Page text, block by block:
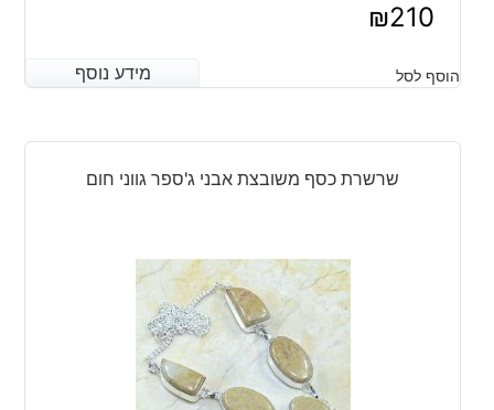
₪210
מידע נוסף הוסף לסל מידע נוסף
שרשרת כסף משובצת אבני ג'ספר גווני חום